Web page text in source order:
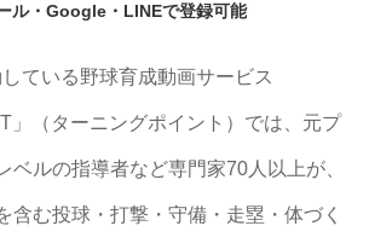
ル・Google・LINEで登録可能
ている野球育成動画サービス
」（ターニングポイント）では、元プ
ベルの指導者など専門家70人以上が、
含む投球・打撃・守備・走塁・体づく